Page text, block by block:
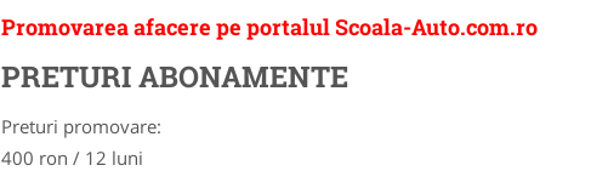
Promovarea afacere pe portalul Scoala-Auto.com.ro
PRETURI ABONAMENTE
Preturi promovare:
400 ron / 12 luni